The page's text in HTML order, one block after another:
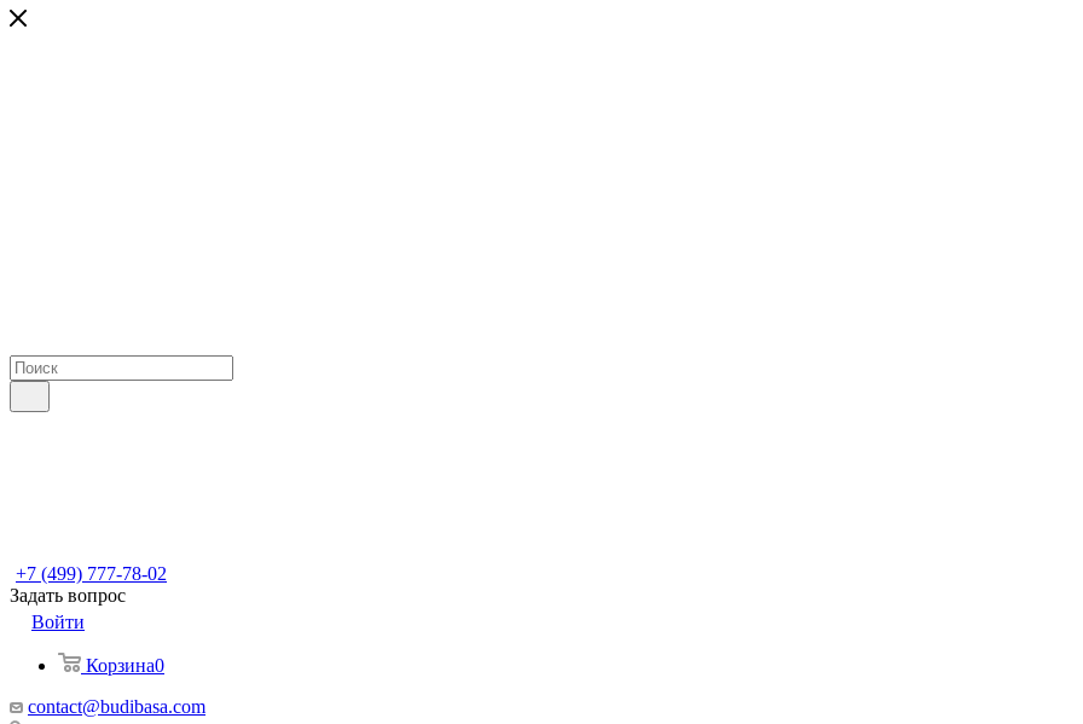
+7 (499) 777-78-02
Задать вопрос
Войти
Корзина0
contact@budibasa.com